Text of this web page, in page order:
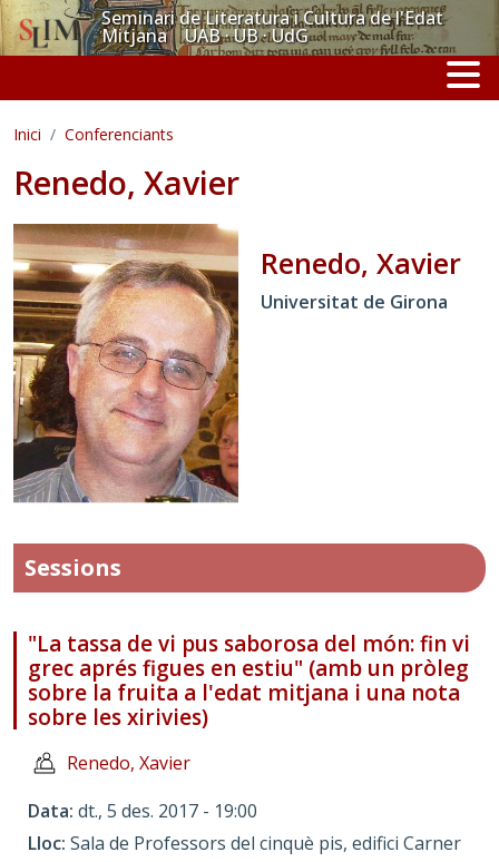
Vés al contingutSeminari de Literatura i Cultura de l'Edat
Mitjana UAB · UB · UdG
Inici Conferenciants
Renedo, Xavier
Renedo, Xavier
Universitat de Girona
Sessions
"La tassa de vi pus saborosa del món: fin vi
grec aprés figues en estiu" (amb un pròleg
sobre la fruita a l'edat mitjana i una nota
sobre les xirivies)
Renedo, Xavier
Data dt., 5 des. 2017 - 19:00
Lloc Sala de Professors del cinquè pis, edifici Carner